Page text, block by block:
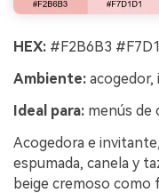
HEX: #F2B6B3
Ambiente:
Ideal para: menús de
Acogedora e
espumada, canela y
beige cremoso